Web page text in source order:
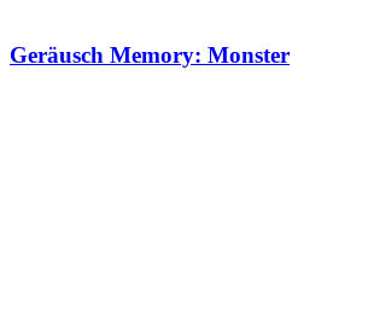
Geräusch Memory: Monster